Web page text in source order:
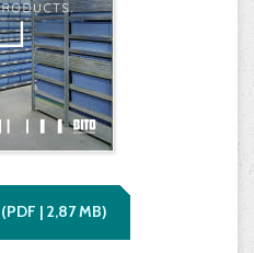
(PDF | 2,87MB)